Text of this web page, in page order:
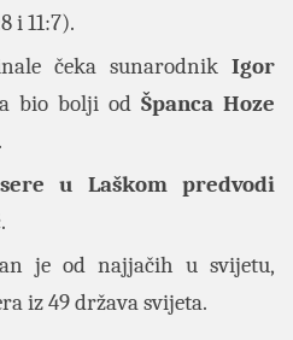
i 11:7).
čeka sunarodnik Igor
bio bolji od Španca Hoze
.
u Laškom predvodi
.
je od najjačih u svijetu,
iz 49 država svijeta.